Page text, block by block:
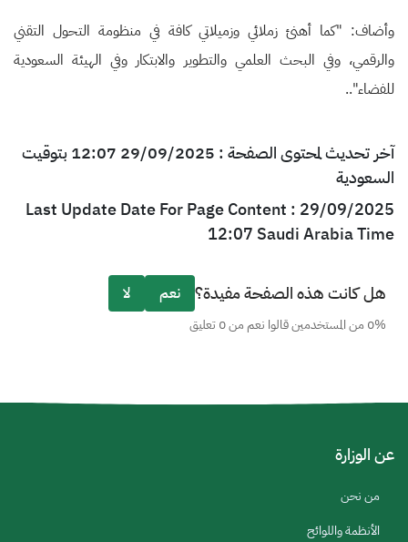
وأضاف: "كما أهنئ زملائي وزميلاتي كافة في منظومة التحول التقني
والرقمي، وفي البحث العلمي والتطوير والابتكار وفي الهيئة السعودية
للفضاء"..
آخر تحديث لمحتوى الصفحة : 29/09/2025 12:07 بتوقيت
السعودية
Last Update Date For Page Content : 29/09/2025
12:07 Saudi Arabia Time
هل كانت هذه الصفحة مفيدة؟ نعم لا
0% من المستخدمين قالوا نعم من 0 تعليق
عن الوزارة
من نحن
الأنظمة واللوائح